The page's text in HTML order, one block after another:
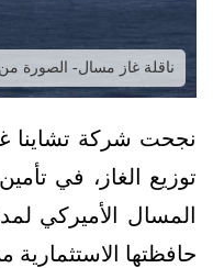
ناقلة غاز مسال- الصورة من
نجحت شركة تشاينا
توزيع الغاز، في
المسال الأميركي
حافظتها